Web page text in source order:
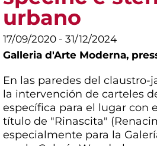
urbano
17/09/2020 - 31/12/2024
Galleria d'Arte Moderna,
En las paredes del claustro-
la intervención de carteles
específica para el lugar con
título de "Rinascita"
especialmente para la